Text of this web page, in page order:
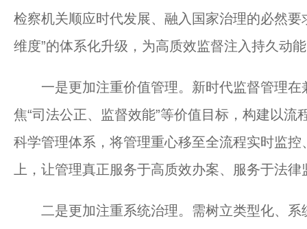
检察机关顺应时代发展、融入国家治理的必然
维度”的体系化升级，为高质效监督注入持久动
一是更加注重价值管理。新时代监督管理在
焦“司法公正、监督效能”等价值目标，构建以
科学管理体系，将管理重心移至全流程实时监
上，让管理真正服务于高质效办案、服务于法
二是更加注重系统治理。需树立类型化、系